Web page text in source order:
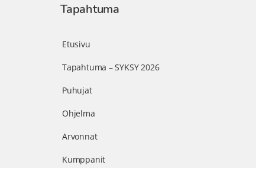
Tapahtuma
Etusivu
Tapahtuma – SYKSY 2026
Puhujat
Ohjelma
Arvonnat
Kumppanit